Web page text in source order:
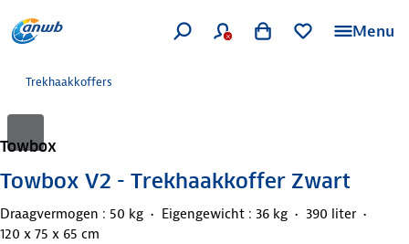
Menu
Trekhaakkoffers
Towbox
Towbox V2 - Trekhaakkoffer Zwart
Draagvermogen : 50 kg Eigengewicht : 36 kg
390 liter
120 x 75 x 65 cm